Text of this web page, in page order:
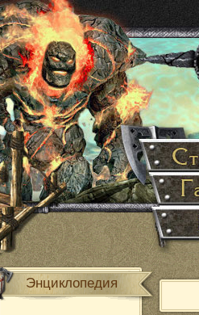
Энциклопедия